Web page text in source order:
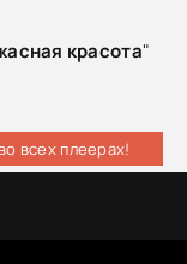
красота"
всех плеерах!